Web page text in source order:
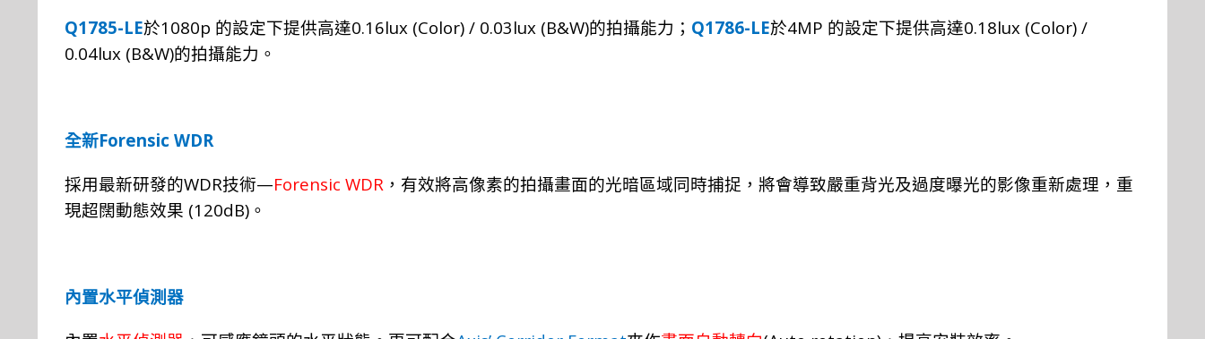
Q1785-LE於1080p 的設定下提供高達0.16lux (Color) / 0.03lux (B&W)的拍攝能力； Q1786-LE於4MP 的設定下提供高達0.18lux (Color) /
0.04lux (B&W)的拍攝能力。
全新Forensic WDR
採用最新研發的WDR技術—Forensic WDR ，有效將高像素的拍攝畫面的光暗區域同時捕捉，將會導致嚴重背光及過度曝光的影像重新處理，重
現超闊動態效果 (120dB) 。
內置水平偵測器